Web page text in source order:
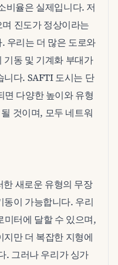
비율은 실제입니다. 저
진도가 정상이라는
우리는 더 많은 도로와
기동 및 기계화 부대가
니다. SAFTI 도시는 단
면 다양한 높이와 유형
것이며, 모두 네트워
한 새로운 유형의 무장
동이 가능합니다. 우리
미터에 달할 수 있으며,
만 더 복잡한 지형에
. 그러나 우리가 싱가